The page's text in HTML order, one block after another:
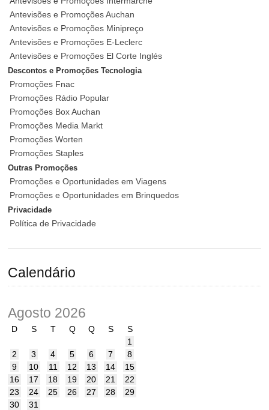
Antevisões e Promoções Auchan
Antevisões e Promoções Minipreço
Antevisões e Promoções E-Leclerc
Antevisões e Promoções El Corte Inglés
Descontos e Promoções Tecnologia
Promoções Fnac
Promoções Rádio Popular
Promoções Box Auchan
Promoções Media Markt
Promoções Worten
Promoções Staples
Outras Promoções
Promoções e Oportunidades em Viagens
Promoções e Oportunidades em Brinquedos
Privacidade
Política de Privacidade
Calendário
Agosto 2026
D S T Q Q S
S
1
2
3 4 5 6 7
8
9
10 11 12 13 14
15
16
17 18 19 20 21
22
23
24 25 26 27 28
29
30
31